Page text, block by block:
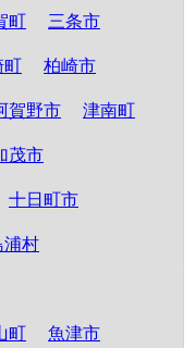
町 三条市
町 柏崎市
賀野市 津南町
茂市
十日町市
浦村
町 魚津市